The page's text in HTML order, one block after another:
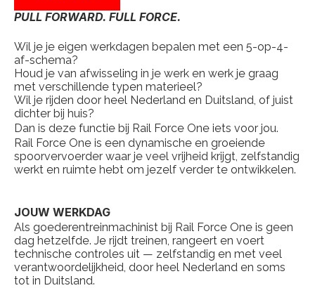
PULL FORWARD. FULL FORCE.
Wil je je eigen werkdagen bepalen met een 5-op-4-
af-schema?
Houd je van afwisseling in je werk en werk je graag
met verschillende typen materieel?
Wil je rijden door heel Nederland en Duitsland, of juist
dichter bij huis?
Dan is deze functie bij Rail Force One iets voor jou.
Rail Force One is een dynamische en groeiende
spoorvervoerder waar je veel vrijheid krijgt, zelfstandig
werkt en ruimte hebt om jezelf verder te ontwikkelen.
JOUW WERKDAG
Als goederentreinmachinist bij Rail Force One is geen
dag hetzelfde. Je rijdt treinen, rangeert en voert
technische controles uit — zelfstandig en met veel
verantwoordelijkheid, door heel Nederland en soms
tot in Duitsland.